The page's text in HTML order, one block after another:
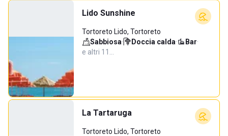
Lido Sunshine
Tortoreto Lido, Tortoreto
Sabbiosa· Doccia calda· Bar·
e altri 11…
La Tartaruga
Tortoreto Lido, Tortoreto